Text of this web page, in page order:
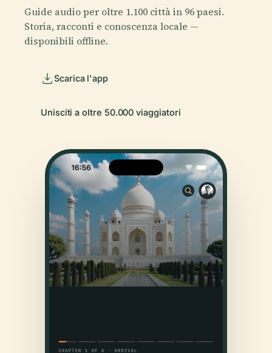
Guide audio per oltre 1.100 città in 96 paesi.
Storia, racconti e conoscenza locale —
disponibili offline.
Scarica l'app
Unisciti a oltre 50.000 viaggiatori